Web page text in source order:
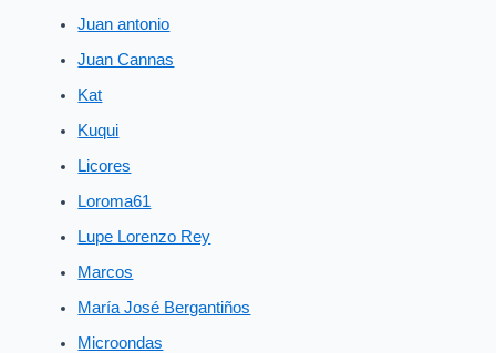
Juan antonio
Juan Cannas
Kat
Kuqui
Licores
Loroma61
Lupe Lorenzo Rey
Marcos
María José Bergantiños
Microondas